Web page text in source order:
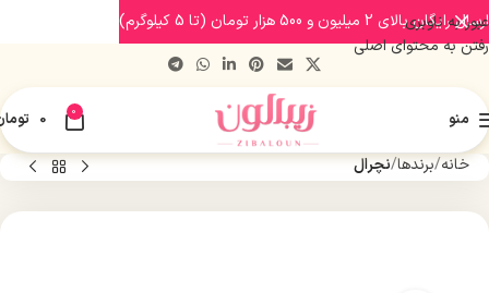
عبور به ناوبری
رفتن به محتوای اصلی
منو 0
0
خانه برندها نچرال
ارسال رایگان بالای 2 میلیون و 500 هزار تومان (تا 5 کیلوگرم)